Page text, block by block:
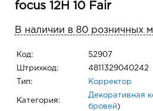
focus 12H 10 Fair
В наличии в 80 розничных
Код: 52907
Штрихкод: 4811329040242
Тип: Корректор
Категория:
Декоративная
бровей )